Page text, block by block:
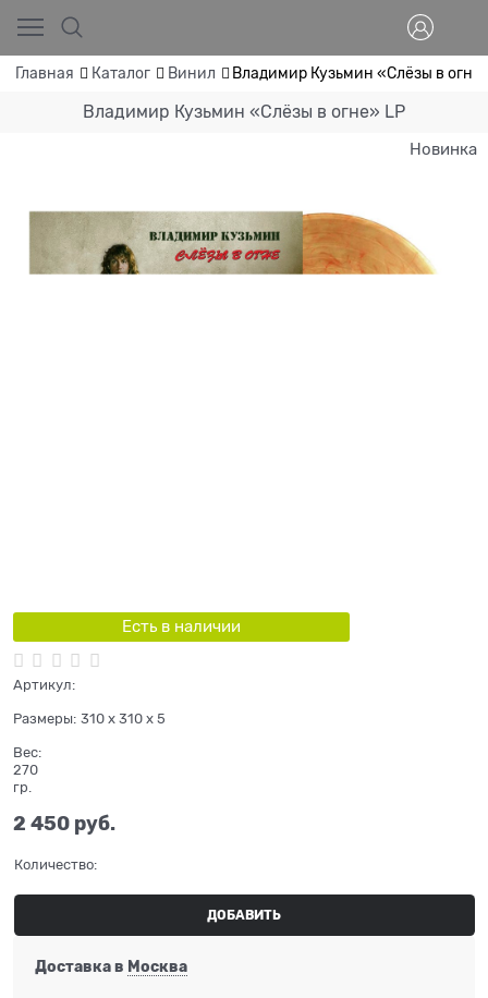
Главная Каталог Винил Владимир Кузьмин «Слёзы в
Владимир Кузьмин «Слёзы в огне» LP
Новинка
Есть в наличии
Артикул:
Размеры: 310 x 310 x 5
Вес:
270
гр.
2 450 руб.
Количество:
ДОБАВИТЬ
Доставка в Москва